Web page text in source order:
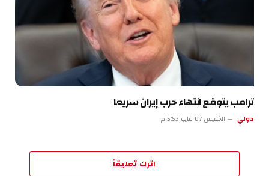
ترامب يتوقع انتهاء حرب إيران سريعا
دولي الخميس 07 مايو 5:53 م
اترك تعليقاً